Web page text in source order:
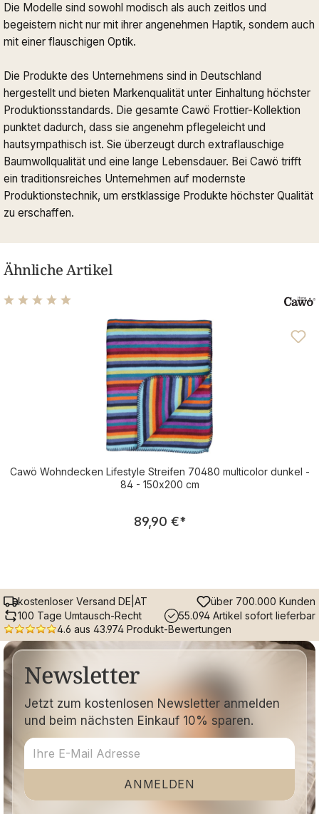
Die Modelle sind sowohl modisch als auch zeitlos und
begeistern nicht nur mit ihrer angenehmen Haptik, sondern auch
mit einer flauschigen Optik.
Die Produkte des Unternehmens sind in Deutschland
hergestellt und bieten Markenqualität unter Einhaltung höchster
Produktionsstandards. Die gesamte Cawö Frottier-Kollektion
punktet dadurch, dass sie angenehm pflegeleicht und
hautsympathisch ist. Sie überzeugt durch extraflauschige
Baumwollqualität und eine lange Lebensdauer. Bei Cawö trifft
ein traditionsreiches Unternehmen auf modernste
Produktionstechnik, um erstklassige Produkte höchster Qualität
zu erschaffen.
Ähnliche Artikel
Durchschnittliche Bewertung von 5 von 5 Sternen
Cawö Wohndecken Lifestyle Streifen 70480 multicolor dunkel -
84 - 150x200 cm
Regulärer Preis:
89,90 €*
kostenloser Versand DE|AT
über 700.000 Kunden
100 Tage Umtausch-Recht
55.094 Artikel sofort lieferbar
4.6 aus 43.974 Produkt-Bewertungen
Newsletter
Jetzt zum kostenlosen Newsletter anmelden
und beim nächsten Einkauf 10% sparen.
ANMELDEN